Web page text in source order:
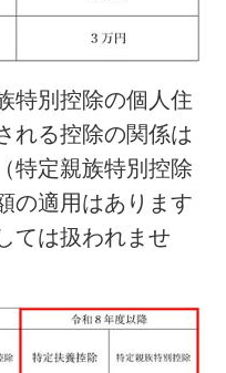
特別控除の個人住
れる控除の関係は
特定親族特別控除
の適用はあります
ては扱われませ